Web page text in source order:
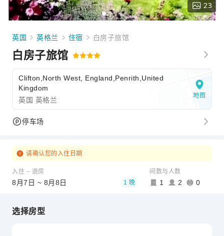
23
英国 英格兰 住宿 白房子旅馆
白房子旅馆
Clifton,North West, England,Penrith,United
Kingdom
英国 英格兰
地图
停车场
请确认您的入住日期
入住 – 退房
8月7日 ~ 8月8日 1 晚
间数与人数
1 2 0
选择房型